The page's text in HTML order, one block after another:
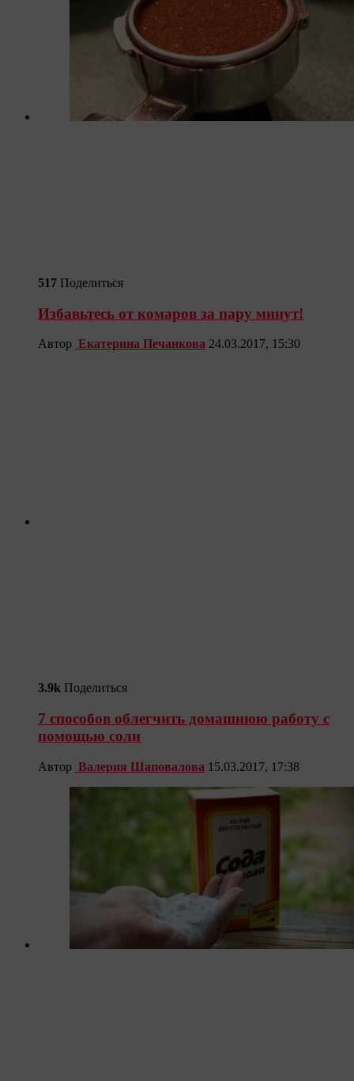
517 Поделиться
Избавьтесь от комаров за пару минут!
Автор Екатерина Печанкова 24.03.2017, 15:30
3.9k Поделиться
7 способов облегчить домашнюю работу с
помощью соли
Автор Валерия Шаповалова 15.03.2017, 17:38